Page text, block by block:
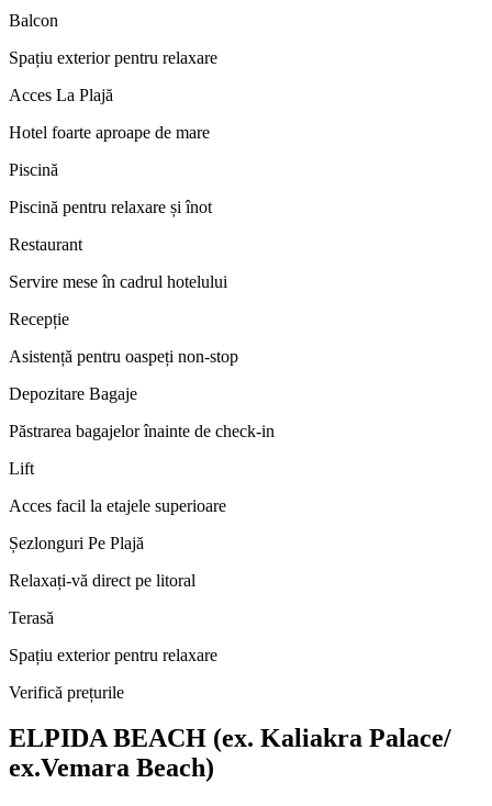
Balcon
Spațiu exterior pentru relaxare
Acces La Plajă
Hotel foarte aproape de mare
Piscină
Piscină pentru relaxare și înot
Restaurant
Servire mese în cadrul hotelului
Recepție
Asistență pentru oaspeți non-stop
Depozitare Bagaje
Păstrarea bagajelor înainte de check-in
Lift
Acces facil la etajele superioare
Șezlonguri Pe Plajă
Relaxați-vă direct pe litoral
Terasă
Spațiu exterior pentru relaxare
Verifică prețurile
ELPIDA BEACH (ex. Kaliakra Palace/
ex.Vemara Beach)